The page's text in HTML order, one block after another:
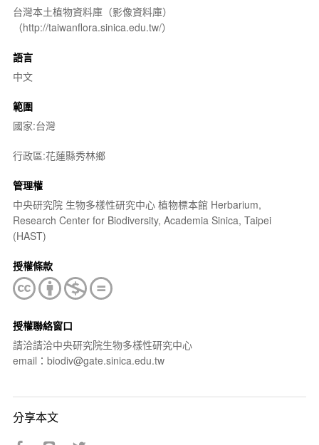
台灣本土植物資料庫（影像資料庫）
（http://taiwanflora.sinica.edu.tw/）
語言
中文
範圍
國家:台灣
行政區:花蓮縣秀林鄉
管理權
中央研究院 生物多樣性研究中心 植物標本館 Herbarium,
Research Center for Biodiversity, Academia Sinica, Taipei
(HAST)
授權條款
授權聯絡窗口
請洽請洽中央研究院生物多樣性研究中心
email：biodiv@gate.sinica.edu.tw
分享本文